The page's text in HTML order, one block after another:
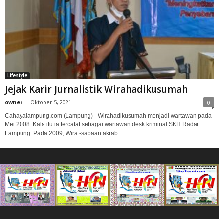
Lifestyle
Jejak Karir Jurnalistik Wirahadikusumah
owner - Oktober 5, 2021 0
Cahayalampung.com (Lampung) - Wirahadikusumah menjadi wartawan pada
Mei 2008. Kala itu ia tercatat sebagai wartawan desk kriminal SKH Radar
Lampung. Pada 2009, Wira -sapaan akrab...